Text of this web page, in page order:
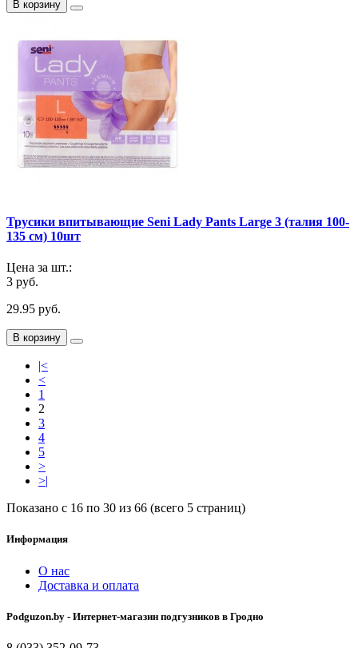
В корзину
Трусики впитывающие Seni Lady Pants Large 3 (талия 100-
135 см) 10шт
Цена за шт.:
3 руб.
29.95 руб.
В корзину
|<
<
1
2
3
4
5
>
>|
Показано с 16 по 30 из 66 (всего 5 страниц)
Информация
О нас
Доставка и оплата
Podguzon.by - Интернет-магазин подгузников в Гродно